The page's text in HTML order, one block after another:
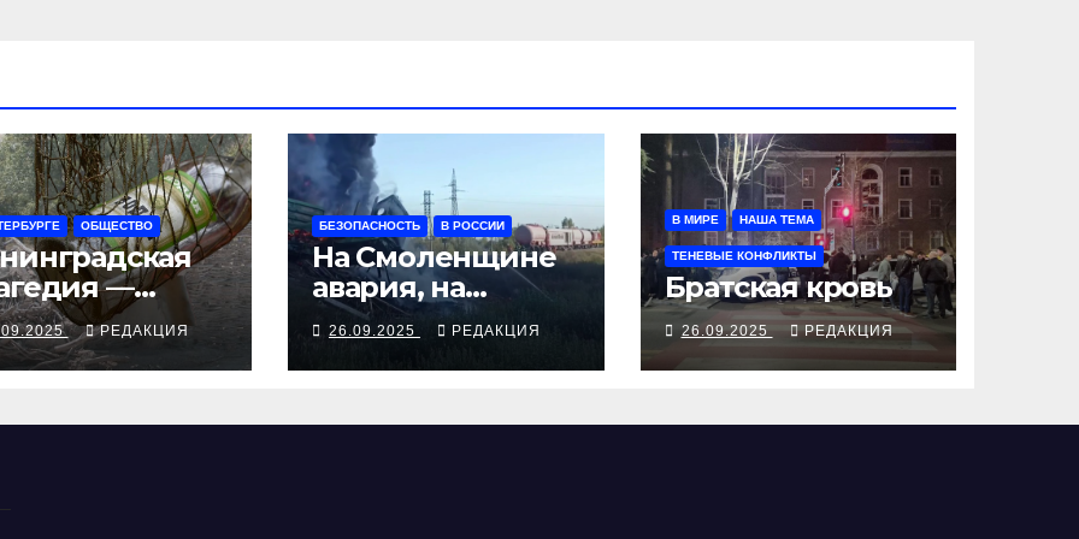
ОБЩЕСТВО
—
смертей от
РЕДАКЦИЯ
БЕЗОПАСНОСТЬ В РОССИИ
На Смоленщине
авария, на
Псковщине
взрыв
26.09.2025 РЕДАКЦИЯ
В МИРЕ НАША ТЕМА
ТЕНЕВЫЕ КОНФЛИКТЫ
Братская кровь
26.09.2025 РЕДАКЦИЯ